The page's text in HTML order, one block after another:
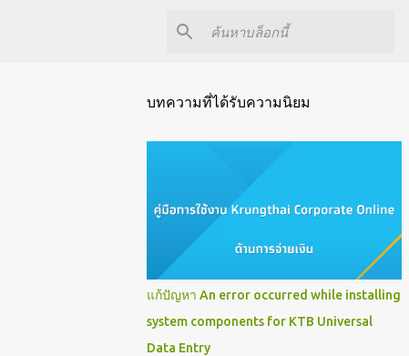
บทความที่ได้รับความนิยม
แก้ปัญหา An error occurred while installing
system components for KTB Universal
Data Entry